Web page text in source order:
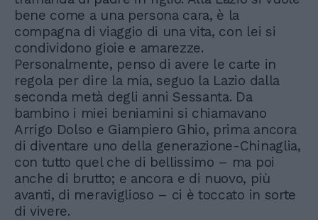
bene come a una persona cara, è la
compagna di viaggio di una vita, con lei si
condividono gioie e amarezze.
Personalmente, penso di avere le carte in
regola per dire la mia, seguo la Lazio dalla
seconda metà degli anni Sessanta. Da
bambino i miei beniamini si chiamavano
Arrigo Dolso e Giampiero Ghio, prima ancora
di diventare uno della generazione-Chinaglia,
con tutto quel che di bellissimo – ma poi
anche di brutto; e ancora e di nuovo, più
avanti, di meraviglioso – ci è toccato in sorte
di vivere.